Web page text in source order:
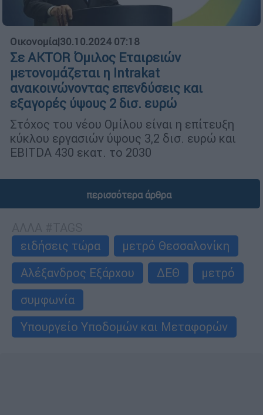
Οικονομία|30.10.2024 07:18
Σε AKTOR Όμιλος Εταιρειών
μετονομάζεται η Intrakat
ανακοινώνοντας επενδύσεις και
εξαγορές ύψους 2 δισ. ευρώ
Στόχος του νέου Ομίλου είναι η επίτευξη
κύκλου εργασιών ύψους 3,2 δισ. ευρώ και
EBITDA 430 εκατ. το 2030
περισσότερα άρθρα
ειδήσεις τώρα
μετρό Θεσσαλονίκη
Αλέξανδρος Εξάρχου
ΔΕΘ
μετρό
συμφωνία
Υπουργείο Υποδομών και Μεταφορών